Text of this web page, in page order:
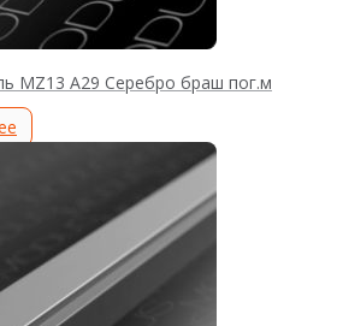
MZ13 А29 Серебро браш пог.м